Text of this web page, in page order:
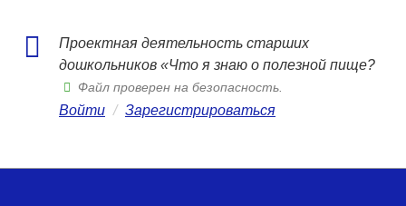
Проектная деятельность старших
дошкольников «Что я знаю о полезной пище?
Файл проверен на безопасность.
Войти / Зарегистрироваться